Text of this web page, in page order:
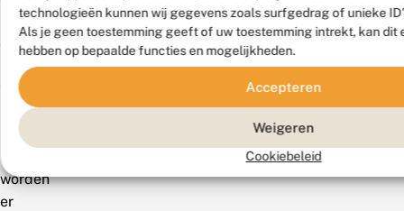
technologieën kunnen wij gegevens zoals surfgedrag of unieke
Als je geen toestemming geeft of uw toestemming intrekt, kan dit
hebben op bepaalde functies en mogelijkheden.
Accepteren
Weigeren
Cookiebeleid
Limburg
2017
Zeeland.
Nu
worden
er